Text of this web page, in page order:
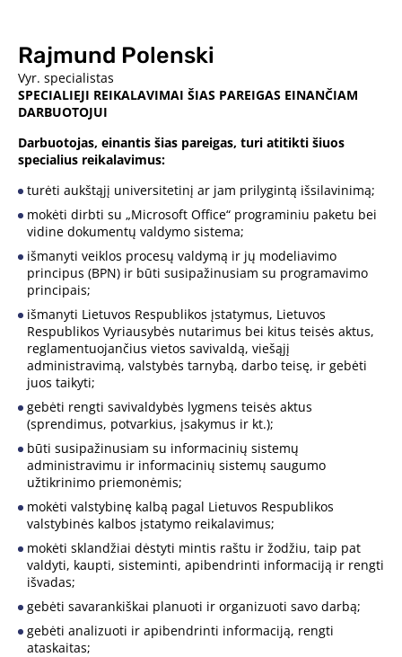
Rajmund Polenski
Vyr. specialistas
SPECIALIEJI REIKALAVIMAI ŠIAS PAREIGAS EINANČIAM
DARBUOTOJUI
Darbuotojas, einantis šias pareigas, turi atitikti šiuos
specialius reikalavimus:
turėti aukštąjį universitetinį ar jam prilygintą išsilavinimą;
mokėti dirbti su „Microsoft Office“ programiniu paketu bei
vidine dokumentų valdymo sistema;
išmanyti veiklos procesų valdymą ir jų modeliavimo
principus (BPN) ir būti susipažinusiam su programavimo
principais;
išmanyti Lietuvos Respublikos įstatymus, Lietuvos
Respublikos Vyriausybės nutarimus bei kitus teisės aktus,
reglamentuojančius vietos savivaldą, viešąjį
administravimą, valstybės tarnybą, darbo teisę, ir gebėti
juos taikyti;
gebėti rengti savivaldybės lygmens teisės aktus
(sprendimus, potvarkius, įsakymus ir kt.);
būti susipažinusiam su informacinių sistemų
administravimu ir informacinių sistemų saugumo
užtikrinimo priemonėmis;
mokėti valstybinę kalbą pagal Lietuvos Respublikos
valstybinės kalbos įstatymo reikalavimus;
mokėti sklandžiai dėstyti mintis raštu ir žodžiu, taip pat
valdyti, kaupti, sisteminti, apibendrinti informaciją ir rengti
išvadas;
gebėti savarankiškai planuoti ir organizuoti savo darbą;
gebėti analizuoti ir apibendrinti informaciją, rengti
ataskaitas;